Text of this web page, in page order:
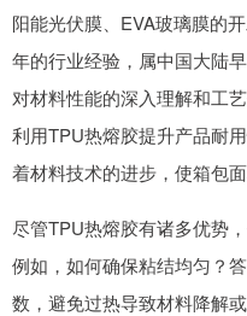
阳能光伏膜、EVA玻璃膜的
年的行业经验，属中国大陆
对材料性能的深入理解和工
利用TPU热熔胶提升产品耐
着材料技术的进步，使箱包面
尽管TPU热熔胶有诸多优势
例如，如何确保粘结均匀？
数，避免过热导致材料降解